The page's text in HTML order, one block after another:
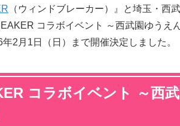
（ウィンドブレーカー）』と埼玉・西
コラボイベント ～西武園ゆうえ
2月1日（日）まで開催決定しました。
コラボイベント ～西